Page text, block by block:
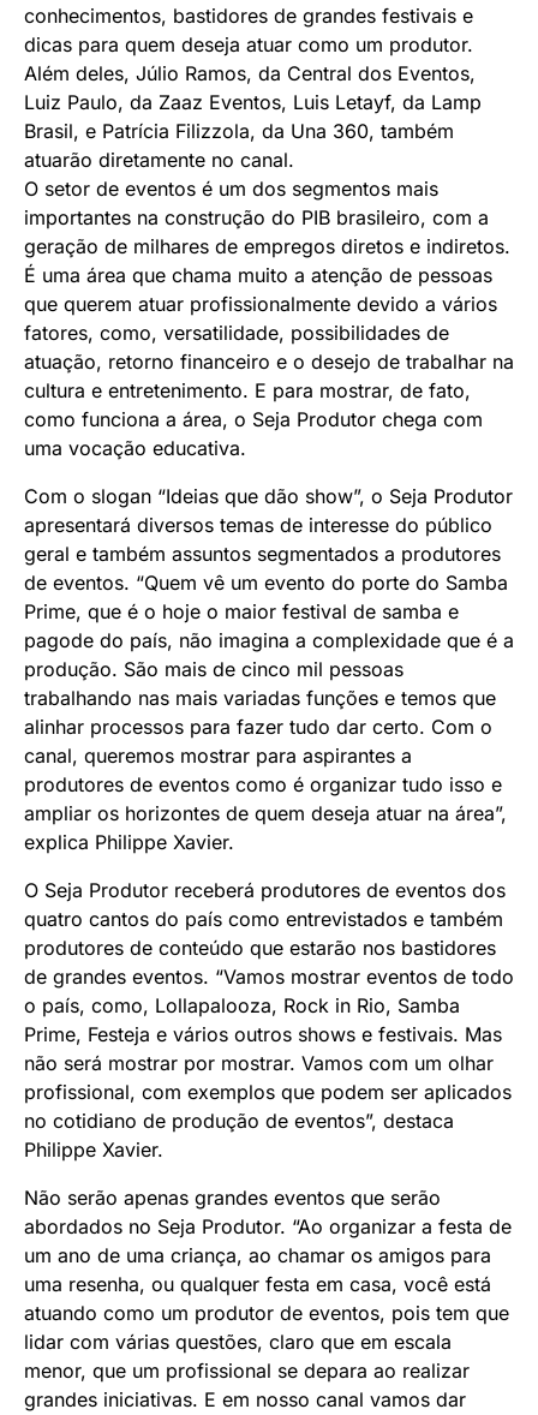
conhecimentos, bastidores de grandes festivais e
dicas para quem deseja atuar como um produtor.
Além deles, Júlio Ramos, da Central dos Eventos,
Luiz Paulo, da Zaaz Eventos, Luis Letayf, da Lamp
Brasil, e Patrícia Filizzola, da Una 360, também
atuarão diretamente no canal.
O setor de eventos é um dos segmentos mais
importantes na construção do PIB brasileiro, com a
geração de milhares de empregos diretos e indiretos.
É uma área que chama muito a atenção de pessoas
que querem atuar profissionalmente devido a vários
fatores, como, versatilidade, possibilidades de
atuação, retorno financeiro e o desejo de trabalhar na
cultura e entretenimento. E para mostrar, de fato,
como funciona a área, o Seja Produtor chega com
uma vocação educativa.
Com o slogan “Ideias que dão show”, o Seja Produtor
apresentará diversos temas de interesse do público
geral e também assuntos segmentados a produtores
de eventos. “Quem vê um evento do porte do Samba
Prime, que é o hoje o maior festival de samba e
pagode do país, não imagina a complexidade que é a
produção. São mais de cinco mil pessoas
trabalhando nas mais variadas funções e temos que
alinhar processos para fazer tudo dar certo. Com o
canal, queremos mostrar para aspirantes a
produtores de eventos como é organizar tudo isso e
ampliar os horizontes de quem deseja atuar na área”,
explica Philippe Xavier.
O Seja Produtor receberá produtores de eventos dos
quatro cantos do país como entrevistados e também
produtores de conteúdo que estarão nos bastidores
de grandes eventos. “Vamos mostrar eventos de todo
o país, como, Lollapalooza, Rock in Rio, Samba
Prime, Festeja e vários outros shows e festivais. Mas
não será mostrar por mostrar. Vamos com um olhar
profissional, com exemplos que podem ser aplicados
no cotidiano de produção de eventos”, destaca
Philippe Xavier.
Não serão apenas grandes eventos que serão
abordados no Seja Produtor. “Ao organizar a festa de
um ano de uma criança, ao chamar os amigos para
uma resenha, ou qualquer festa em casa, você está
atuando como um produtor de eventos, pois tem que
lidar com várias questões, claro que em escala
menor, que um profissional se depara ao realizar
grandes iniciativas. E em nosso canal vamos dar